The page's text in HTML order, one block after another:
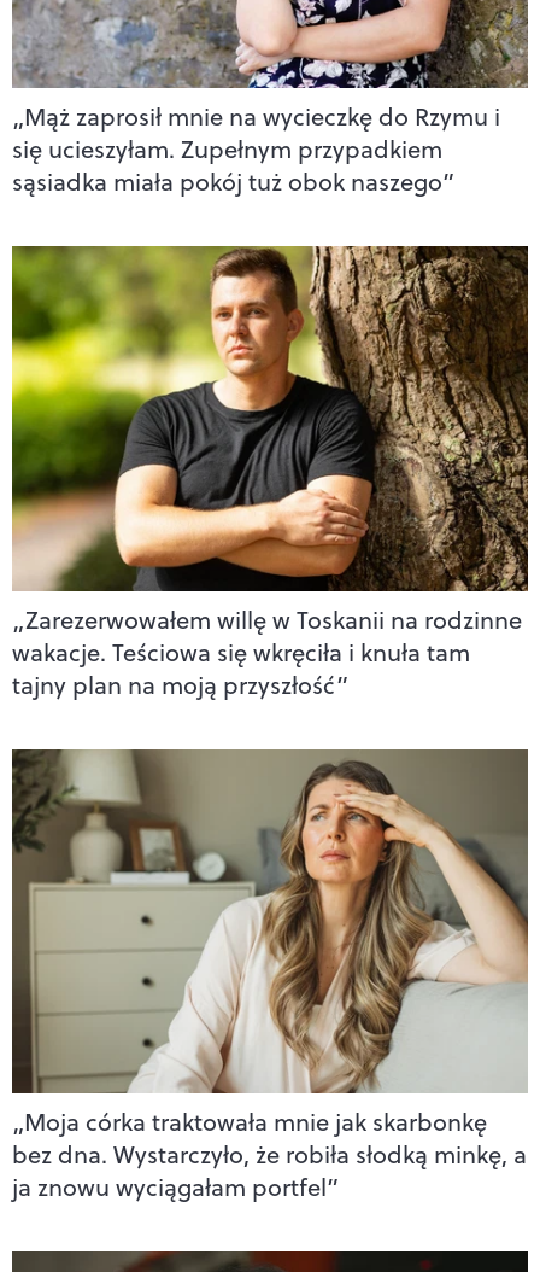
„Mąż zaprosił mnie na wycieczkę do Rzymu i
się ucieszyłam. Zupełnym przypadkiem
sąsiadka miała pokój tuż obok naszego”
„Zarezerwowałem willę w Toskanii na rodzinne
wakacje. Teściowa się wkręciła i knuła tam
tajny plan na moją przyszłość”
„Moja córka traktowała mnie jak skarbonkę
bez dna. Wystarczyło, że robiła słodką minkę, a
ja znowu wyciągałam portfel”